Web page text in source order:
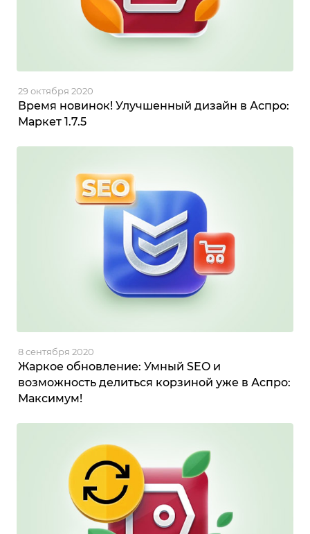
Время новинок! Улучшенный дизайн в Аспро:
Маркет 1.7.5
29 октября 2020
Жаркое обновление: Умный SEO и
возможность делиться корзиной уже в Аспро:
Максимум!
8 сентября 2020